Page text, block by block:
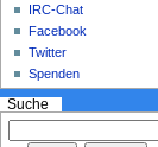
IRC-Chat
Facebook
Twitter
Spenden
Suche